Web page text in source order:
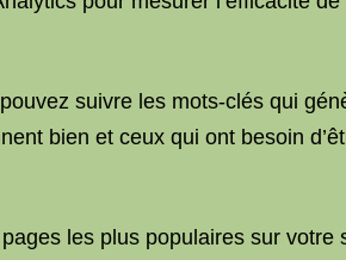
suivre les mots-clés qui
bien et ceux qui ont besoin
les plus populaires sur votre